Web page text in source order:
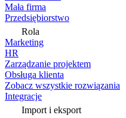
Mała firma
Przedsiębiorstwo
Rola
Marketing
HR
Zarządzanie projektem
Obsługa klienta
Zobacz wszystkie rozwiązania
Integracje
Import i eksport